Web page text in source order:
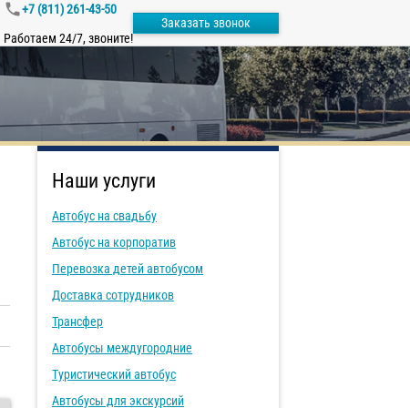
+7 (811) 261-43-50
Работаем 24/7, звоните!
Заказать звонок
Наши услуги
Автобус на свадьбу
Автобус на корпоратив
Перевозка детей автобусом
Доставка сотрудников
Трансфер
Автобусы междугородние
Туристический автобус
Автобусы для экскурсий